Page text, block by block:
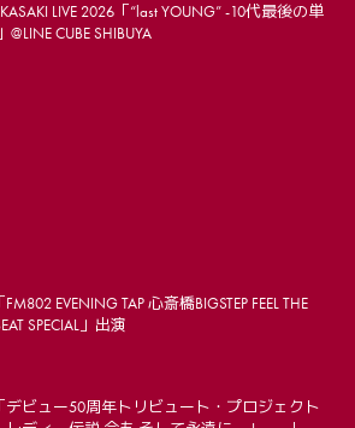
MOVIE
LIVE 2026「“last YOUNG” -10代最後の単
CUBE SHIBUYA
EVENING TAP 心斎橋BIGSTEP FEEL THE
SPECIAL」出演
デビュー50周年トリビュート・プロジェクト